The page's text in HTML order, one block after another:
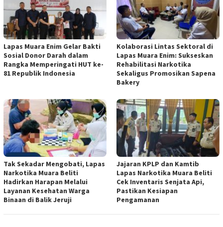
Lapas Muara Enim Gelar Bakti
Sosial Donor Darah dalam
Rangka Memperingati HUT ke-
81 Republik Indonesia
Kolaborasi Lintas Sektoral di
Lapas Muara Enim: Sukseskan
Rehabilitasi Narkotika
Sekaligus Promosikan Sapena
Bakery
Tak Sekadar Mengobati, Lapas
Narkotika Muara Beliti
Hadirkan Harapan Melalui
Layanan Kesehatan Warga
Binaan di Balik Jeruji
Jajaran KPLP dan Kamtib
Lapas Narkotika Muara Beliti
Cek Inventaris Senjata Api,
Pastikan Kesiapan
Pengamanan